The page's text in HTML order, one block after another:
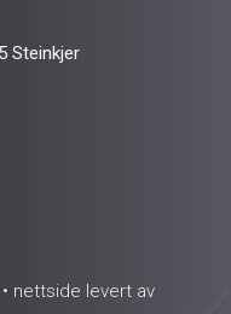
Steinkjer
nettside levert av